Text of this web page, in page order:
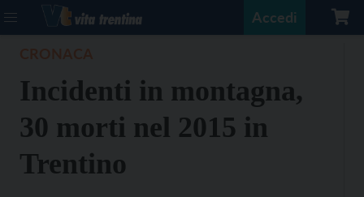
Accedi
Incidenti in montagna,
30 morti nel 2015 in
Trentino